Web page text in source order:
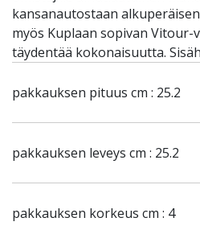
kansanautostaan
myös Kuplaan sopivan
täydentää kokonaisuutta.
pakkauksen pituus cm : 25.2
pakkauksen leveys cm : 25.2
pakkauksen korkeus cm : 4